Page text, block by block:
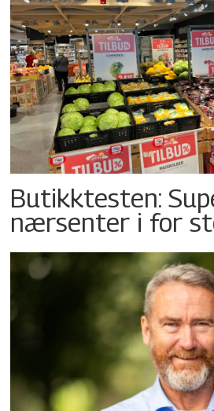
Butikktesten:
nærsenter i for